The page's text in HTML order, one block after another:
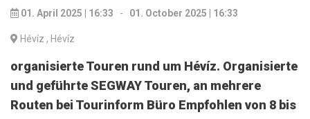
01. April 2025 | 16:33 - 01. October 2025 | 16:33
Hévíz , Hévíz
organisierte Touren rund um Hévíz. Organisierte
und geführte SEGWAY Touren, an mehrere
Routen bei Tourinform Büro Empfohlen von 8 bis